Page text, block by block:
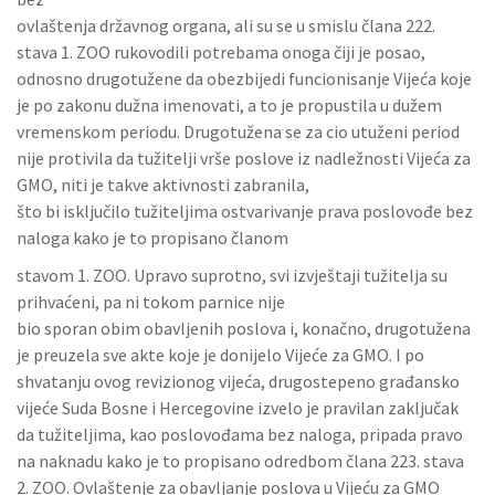
ovlaštenja državnog organa, ali su se u smislu člana 222.
stava 1. ZOO rukovodili potrebama onoga čiji je posao,
odnosno drugotužene da obezbijedi funcionisanje Vijeća koje
je po zakonu dužna imenovati, a to je propustila u dužem
vremenskom periodu. Drugotužena se za cio utuženi period
nije protivila da tužitelji vrše poslove iz nadležnosti Vijeća za
GMO, niti je takve aktivnosti zabranila,
što bi isključilo tužiteljima ostvarivanje prava poslovođe bez
naloga kako je to propisano članom
stavom 1. ZOO. Upravo suprotno, svi izvještaji tužitelja su
prihvaćeni, pa ni tokom parnice nije
bio sporan obim obavljenih poslova i, konačno, drugotužena
je preuzela sve akte koje je donijelo Vijeće za GMO. I po
shvatanju ovog revizionog vijeća, drugostepeno građansko
vijeće Suda Bosne i Hercegovine izvelo je pravilan zaključak
da tužiteljima, kao poslovođama bez naloga, pripada pravo
na naknadu kako je to propisano odredbom člana 223. stava
2. ZOO. Ovlaštenje za obavljanje poslova u Vijeću za GMO